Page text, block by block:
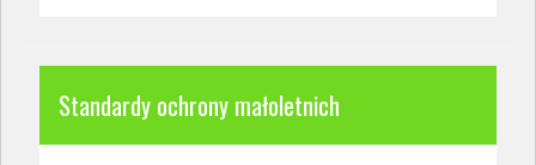
Standardy ochrony małoletnich